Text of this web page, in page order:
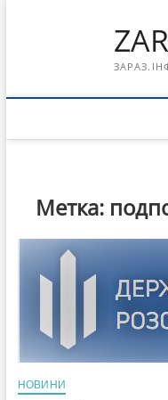
Метка:
НОВИНИ